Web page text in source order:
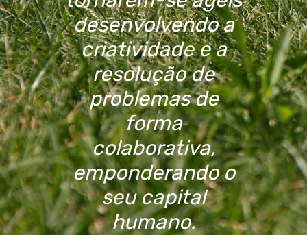
desenvolvendo a
criatividade e a
resolução de
problemas de
forma
colaborativa,
emponderando o
seu capital
humano.